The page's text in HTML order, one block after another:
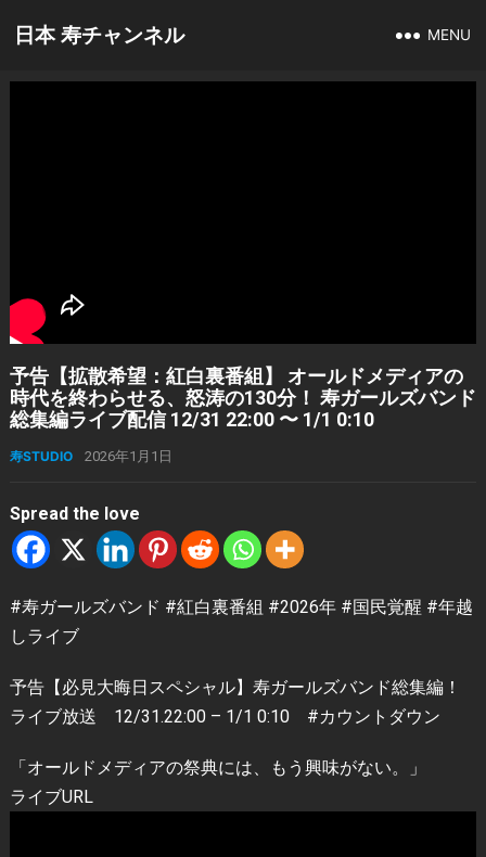
日本 寿チャンネル MENU
予告【拡散希望：紅白裏番組】 オールドメディアの
時代を終わらせる、怒涛の130分！ 寿ガールズバンド
総集編ライブ配信 12/31 22:00 〜 1/1 0:10
寿STUDIO 2026年1月1日
Spread the love
#寿ガールズバンド #紅白裏番組 #2026年 #国民覚醒 #年越
しライブ
予告【必見大晦日スペシャル】寿ガールズバンド総集編！
ライブ放送 12/31.22:00 – 1/1 0:10 #カウントダウン
「オールドメディアの祭典には、もう興味がない。」
ライブURL